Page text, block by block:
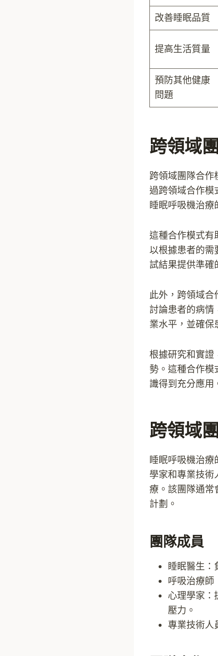
改善睡眠品質
提高生活質量
預防其他健康
問題
跨領域
跨領域團隊合作
過跨領域合作模
睡眠呼吸機治療
這種合作模式有
以根據患者的需
試結果提供準確
此外，跨領域
討論患者的病情
業水平，並確保
根據研究和實證
勢。這種合作模
識得到充分應用
跨領域
睡眠呼吸機治療
學家和專業技術
療。該團隊通常
計劃。
團隊成員
睡眠醫生：
呼吸治療師
心理學家：
壓力。
專業技術人